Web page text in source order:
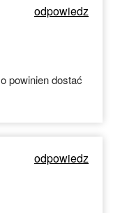
odpowiedz
powinien dostać
odpowiedz